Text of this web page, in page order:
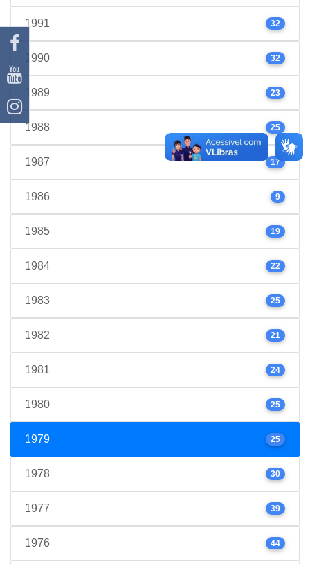
1991 32
1990 32
1989 23
1988 25
1987 17
1986 9
1985 19
1984 22
1983 25
1982 21
1981 24
1980 25
1979 25
1978 30
1977 39
1976 44